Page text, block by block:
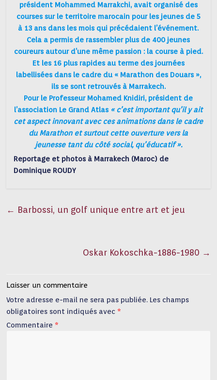
président Mohammed Marrakchi, avait organisé des
courses sur le territoire marocain pour les jeunes de 5
à 13 ans dans les mois qui précédaient l’événement.
Cela a permis de rassembler plus de 400 jeunes
coureurs autour d’une même passion : la course à pied.
Et les 16 plus rapides au terme des journées
labellisées dans le cadre du « Marathon des Douars »,
ils se sont retrouvés à Marrakech.
Pour le Professeur Mohamed Knidiri, président de
l’association Le Grand Atlas « c’est important qu’il y ait
cet aspect innovant avec ces animations dans le cadre
du Marathon et surtout cette ouverture vers la
jeunesse tant du côté social, qu’éducatif ».
Reportage et photos à Marrakech (Maroc) de
Dominique ROUDY
← Barbossi, un golf unique entre art et jeu
Oskar Kokoschka-1886-1980 →
Laisser un commentaire
Votre adresse e-mail ne sera pas publiée. Les champs
obligatoires sont indiqués avec *
Commentaire *